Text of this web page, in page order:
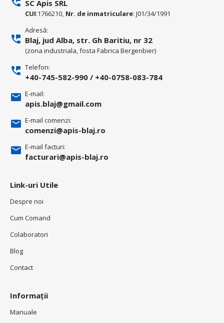
SC Apis SRL
CUI:1766210, Nr. de inmatriculare: J01/34/1991
Adresă:
Blaj, jud Alba, str. Gh Baritiu, nr 32
(zona industriala, fosta Fabrica Bergenbier)
Telefon:
+40-745-582-990 / +40-0758-083-784
E-mail:
apis.blaj@gmail.com
E-mail comenzi:
comenzi@apis-blaj.ro
E-mail facturi:
facturari@apis-blaj.ro
Link-uri Utile
Despre noi
Cum Comand
Colaboratori
Blog
Contact
Informații
Manuale